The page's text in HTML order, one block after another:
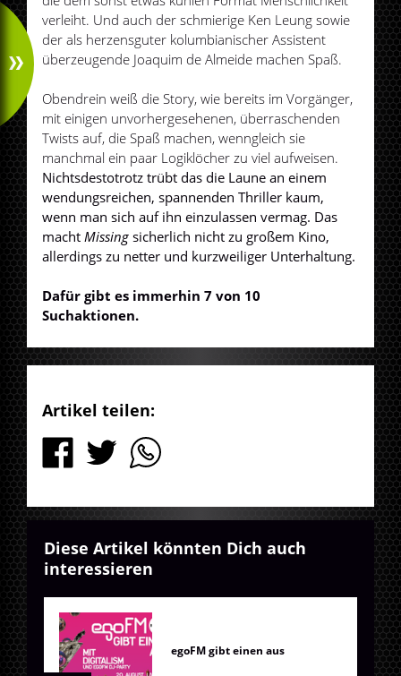
verleiht. Und auch der schmierige Ken Leung sowie
der als herzensguter kolumbianischer Assistent
überzeugende Joaquim de Almeide machen Spaß.
Obendrein weiß die Story, wie bereits im Vorgänger,
mit einigen unvorhergesehenen, überraschenden
Twists auf, die Spaß machen, wenngleich sie
manchmal ein paar Logiklöcher zu viel aufweisen.
Nichtsdestotrotz trübt das die Laune an einem
wendungsreichen, spannenden Thriller kaum,
wenn man sich auf ihn einzulassen vermag. Das
machtMissing sicherlich nicht zu großem Kino,
allerdings zu netter und kurzweiliger Unterhaltung.
Dafür gibt es immerhin 7 von 10
Suchaktionen.
Artikel teilen:
Diese Artikel könnten Dich auch
interessieren
egoFM gibt einen aus